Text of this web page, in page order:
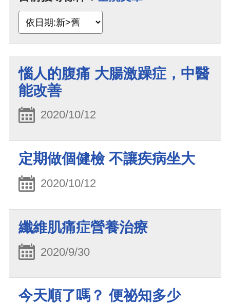
惱人的腹痛 大腸激躁症，中醫
能改善
2020/10/12
定期做個健檢 不讓疾病坐大
2020/10/12
纖維肌痛症營養治療
2020/9/30
今天順了嗎？ 便祕知多少